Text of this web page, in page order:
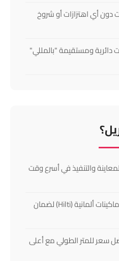
دون أي اهتزازات أو شروخ
ومستقيمة "بالمللي"
والتنفيذ في أسرع وقت
أحدث المعدات: نستخدم ماكينات ألمانية (Hilti) لضمان
سعر للمتر الطولي مع أعلى